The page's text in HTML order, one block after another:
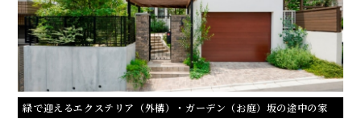
緑で迎えるエクステリア（外構）・ガーデン（お庭）坂の途中の家